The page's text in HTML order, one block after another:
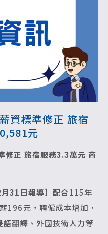
資標準修正 旅宿
元
修正 旅宿服務3.3萬元 商
31日報導】 配合115年
196元，聘僱成本增加，
翻譯、外國技術人力等